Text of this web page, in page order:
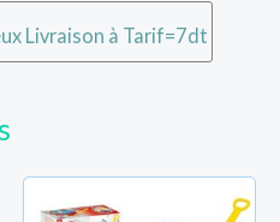
Livraison à Tarif=7dt